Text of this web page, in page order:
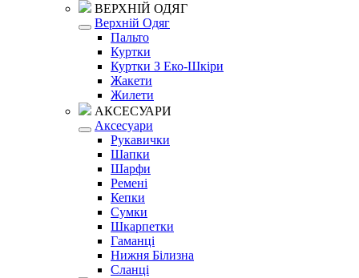
ВЕРХНІЙ ОДЯГ
Верхній Одяг
Пальто
Куртки
Куртки З Еко-Шкіри
Жакети
Жилети
АКСЕСУАРИ
Аксесуари
Рукавички
Шапки
Шарфи
Ремені
Кепки
Сумки
Шкарпетки
Гаманці
Нижня Білизна
Сланці